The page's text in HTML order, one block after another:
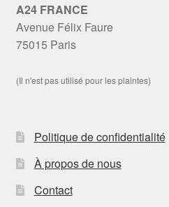
A24 FRANCE
Avenue Félix Faure
75015 Paris
(Il n'est pas utilisé pour les plaintes)
Politique de confidentialité
À propos de nous
Contact